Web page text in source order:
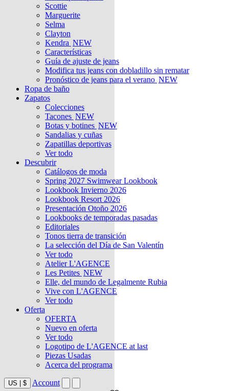
Scottie
Marguerite
Selma
Clayton
Kendra NEW
Características
Guía de ajuste de jeans
Modifica tus jeans con dobladillo sin rematar
Pronóstico de jeans para el verano NEW
Ropa de baño
Zapatos
Colecciones
Tacones NEW
Botas y botines NEW
Sandalias y cuñas
Zapatillas deportivas
Ver todo
Descubrir
Catálogos de moda
Spring 2027 Swimwear Lookbook
Lookbook Invierno 2026
Lookbook Resort 2026
Presentación Otoño 2026
Lookbooks de temporadas pasadas
Editoriales
Tonos tierra de transición
La selección del Día de San Valentín
Ver todo
Atelier L'AGENCE
Les Petites NEW
Elle, del mundo de Legalmente Rubia
Vive con L'AGENCE
Ver todo
Oferta
OFERTA
Nuevo en oferta
Ver todo
Logotipo de L'AGENCE at last
Piezas Usadas
Acerca del programa
US $ Account